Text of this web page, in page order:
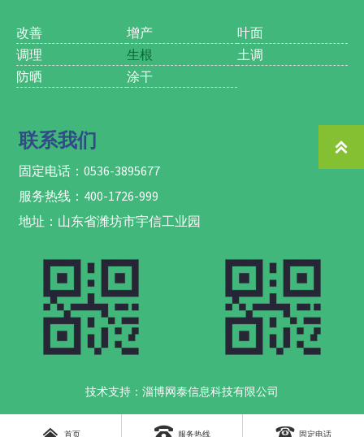
等；
4. 可以喷涂树干，
对于南方作物树干
青苔问题有控制效
果；
量；
6. 提高果实表皮硬
避免运输途中及货
7. 提亮果面，促进
成，避免工业蜡对
人体造成的健康隐
患；
8. 对于蔬菜类，防
对于叶菜类，提高
厚亮绿，提高亩产
稳定，也可增强植
株对真菌病害的抵
抗力。并且产品富
含纳米碳量子缓释
促进根系生长和伸
长、促进早熟和改
善果实品质；
5、着色好,提高果
实硬度，增加果实
表光，延长货架期
改善
调理
防晒
增产
生根
涂干
叶面
土调
联系我们
固定电话：0536-3895677
服务热线：400-1726-999
地址：山东省潍坊市宇信工业园
技术支持：淄博网泰信息科技有限公司
首页 服务热线 固定电话
